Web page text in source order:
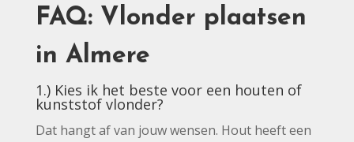
FAQ: Vlonder plaatsen
in Almere
1.) Kies ik het beste voor een houten of
kunststof vlonder?
Dat hangt af van jouw wensen. Hout heeft een